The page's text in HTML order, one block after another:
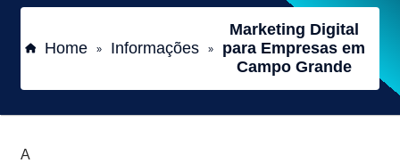
Home » Informações »
Marketing Digital
para Empresas em
Campo Grande
A